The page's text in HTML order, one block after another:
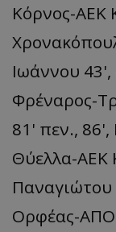
Κόρνος-ΑΕΚ
Ιωάννου
Φρέναρος-
81' πεν.,
Θύελλα-ΑΕΚ
Παναγιώτου
Ορφέας-